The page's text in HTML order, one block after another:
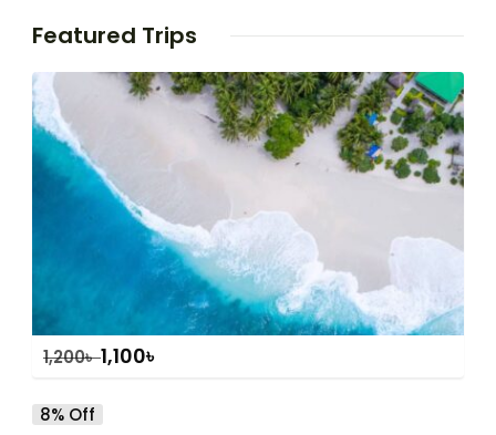
Featured Trips
1,200৳1,100৳
8% Off